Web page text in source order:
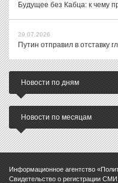
Будущее без Кабца: к чему
29.07.2026
Путин отправил в отставку
Новости по дням
Новости по месяцам
Информационное агентство
Свидетельство о регистрации